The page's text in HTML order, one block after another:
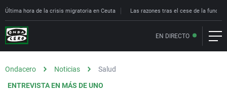
Última hora de la crisis migratoria en Ceuta Las razones tras el cese de la
EN DIRECTO
Ondacero Noticias
Salud
ENTREVISTA EN MÁS DE UNO